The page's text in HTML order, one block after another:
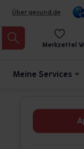
Über gesund.de
Merkzettel
Meine Services